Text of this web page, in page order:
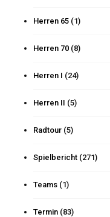
Herren 65 (1)
Herren 70 (8)
Herren I (24)
Herren II (5)
Radtour (5)
Spielbericht (271)
Teams (1)
Termin (83)